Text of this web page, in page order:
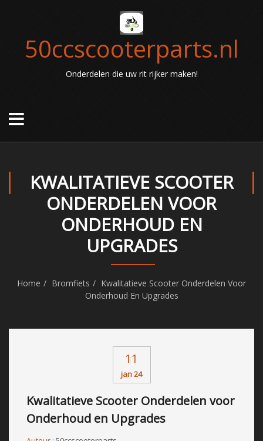
50ccscooterparts.nl
Onderdelen die uw rit rijker maken!
KWALITATIEVE SCOOTER
ONDERDELEN VOOR
ONDERHOUD EN
UPGRADES
Home Bromfiets
Kwalitatieve Scooter Onderdelen Voor
Onderhoud En Upgrades
11
jan 24
Kwalitatieve Scooter Onderdelen voor
Onderhoud en Upgrades